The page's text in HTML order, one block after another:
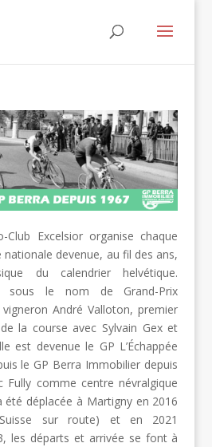
Club Excelsior organise chaque
devenue, au fil des ans,
du calendrier helvétique.
sous le nom de Grand-Prix
André Valloton, premier
la course avec Sylvain Gex et
est devenue le GP L’Échappée
le GP Berra Immobilier depuis
Fully comme centre névralgique
été déplacée à Martigny en 2016
sur route) et en 2021
les départs et arrivée se font à